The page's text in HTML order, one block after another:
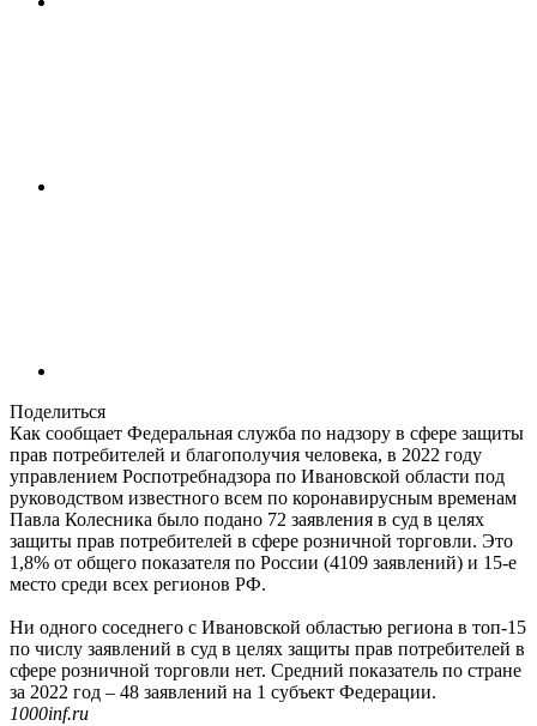
Поделиться
Как сообщает Федеральная служба по надзору в сфере защиты
прав потребителей и благополучия человека, в 2022 году
управлением Роспотребнадзора по Ивановской области под
руководством известного всем по коронавирусным временам
Павла Колесника было подано 72 заявления в суд в целях
защиты прав потребителей в сфере розничной торговли. Это
1,8% от общего показателя по России (4109 заявлений) и 15-е
место среди всех регионов РФ.
Ни одного соседнего с Ивановской областью региона в топ-15
по числу заявлений в суд в целях защиты прав потребителей в
сфере розничной торговли нет. Средний показатель по стране
за 2022 год – 48 заявлений на 1 субъект Федерации.
1000inf.ru